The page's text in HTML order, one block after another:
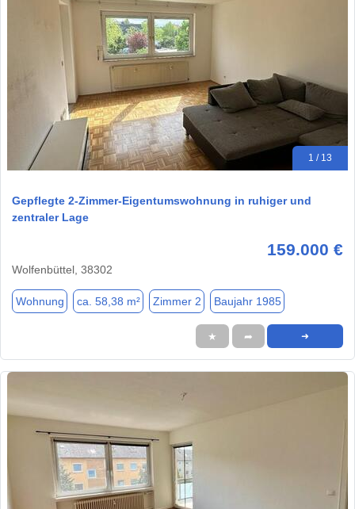
1 / 13
Gepflegte 2-Zimmer-Eigentumswohnung in ruhiger und
zentraler Lage
159.000 €
Wolfenbüttel, 38302
Wohnung ca. 58,38 m² Zimmer 2 Baujahr 1985
★ ➦ ➜